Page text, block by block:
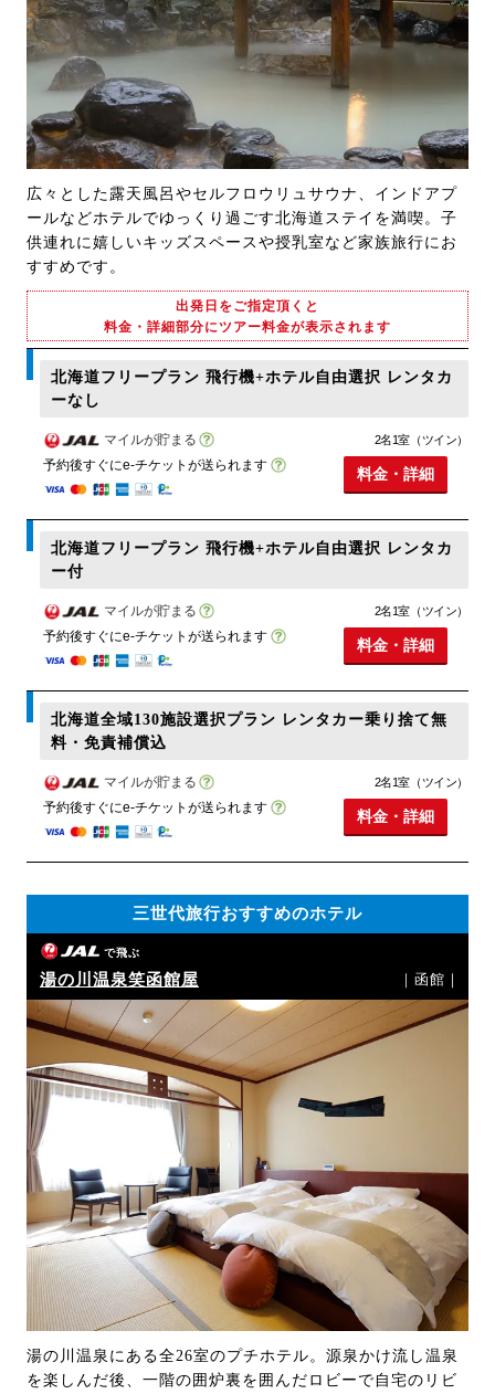
広々とした露天風呂やセルフロウリュサウナ、インドアプ
ールなどホテルでゆっくり過ごす北海道ステイを満喫。子
供連れに嬉しいキッズスペースや授乳室など家族旅行にお
すすめです。
出発日をご指定頂くと
料金・詳細部分にツアー料金が表示されます
北海道フリープラン 飛行機+ホテル自由選択 レンタカ
ーなし
マイルが貯まる
予約後すぐにe-チケットが送られます
2名1室（ツイン）
料金・詳細
北海道フリープラン 飛行機+ホテル自由選択 レンタカ
ー付
マイルが貯まる
予約後すぐにe-チケットが送られます
2名1室（ツイン）
料金・詳細
北海道全域130施設選択プラン レンタカー乗り捨て無
料・免責補償込
マイルが貯まる
予約後すぐにe-チケットが送られます
2名1室（ツイン）
料金・詳細
三世代旅行おすすめのホテル
で飛ぶ
湯の川温泉笑函館屋 ｜函館｜
湯の川温泉にある全26室のプチホテル。源泉かけ流し温泉
を楽しんだ後、一階の囲炉裏を囲んだロビーで自宅のリビ